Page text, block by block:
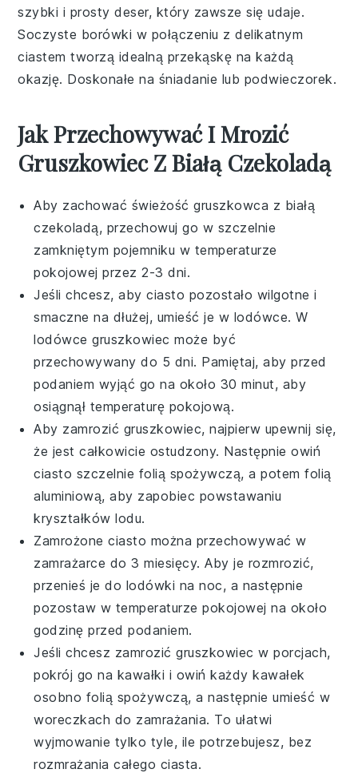
szybki i prostydeser, który zawsze się udaje.
Soczyste borówki w połączeniu z delikatnym
ciastem tworzą idealną przekąskę na każdą
okazję. Doskonałe na śniadanie lub podwieczorek.
Jak Przechowywać I Mrozić
Gruszkowiec Z Białą Czekoladą
Aby zachować świeżośćgruszkowca z białą
czekoladą, przechowuj go w szczelnie
zamkniętym pojemniku w temperaturze
pokojowej przez 2-3 dni.
Jeśli chcesz, aby ciasto pozostało wilgotne i
smaczne na dłużej, umieść je w lodówce. W
lodówcegruszkowiec może być
przechowywany do 5 dni. Pamiętaj, aby przed
podaniem wyjąć go na około 30 minut, aby
osiągnął temperaturę pokojową.
Aby zamrozić gruszkowiec, najpierw upewnij się,
że jest całkowicie ostudzony. Następnie owiń
ciasto szczelnie folią spożywczą, a potem folią
aluminiową, aby zapobiec powstawaniu
kryształków lodu.
Zamrożone ciasto można przechowywać w
zamrażarce do 3 miesięcy. Aby je rozmrozić,
przenieś je do lodówki na noc, a następnie
pozostaw w temperaturze pokojowej na około
godzinę przed podaniem.
Jeśli chcesz zamrozićgruszkowiec w porcjach,
pokrój go na kawałki i owiń każdy kawałek
osobno folią spożywczą, a następnie umieść w
woreczkach do zamrażania. To ułatwi
wyjmowanie tylko tyle, ile potrzebujesz, bez
rozmrażania całego ciasta.